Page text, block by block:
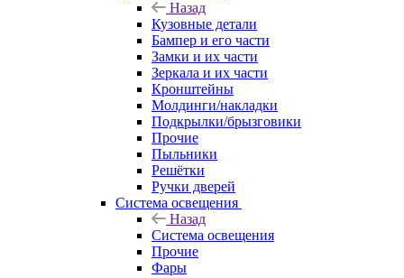
Назад
Кузовные детали
Бампер и его части
Замки и их части
Зеркала и их части
Кронштейны
Молдинги/накладки
Подкрылки/брызговики
Прочие
Пыльники
Решётки
Ручки дверей
Система освещения
Назад
Система освещения
Прочие
Фары